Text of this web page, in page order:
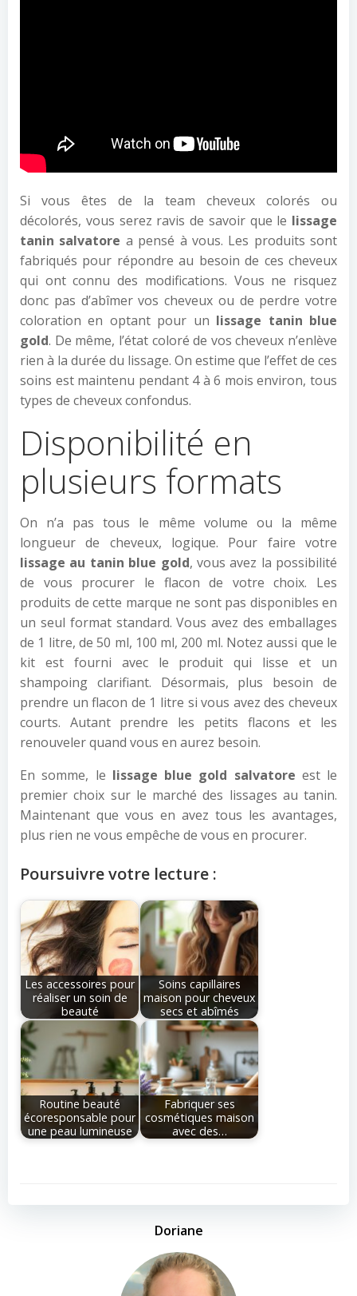
Si vous êtes de la team cheveux colorés ou
décolorés, vous serez ravis de savoir que le lissage
tanin salvatore a pensé à vous. Les produits sont
fabriqués pour répondre au besoin de ces cheveux
qui ont connu des modifications. Vous ne risquez
donc pas d’abîmer vos cheveux ou de perdre votre
coloration en optant pour un lissage tanin blue
gold. De même, l’état coloré de vos cheveux n’enlève
rien à la durée du lissage. On estime que l’effet de ces
soins est maintenu pendant 4 à 6 mois environ, tous
types de cheveux confondus.
Disponibilité en
plusieurs formats
On n’a pas tous le même volume ou la même
longueur de cheveux, logique. Pour faire votre
lissage au tanin blue gold, vous avez la possibilité
de vous procurer le flacon de votre choix. Les
produits de cette marque ne sont pas disponibles en
un seul format standard. Vous avez des emballages
de 1 litre, de 50 ml, 100 ml, 200 ml. Notez aussi que le
kit est fourni avec le produit qui lisse et un
shampoing clarifiant. Désormais, plus besoin de
prendre un flacon de 1 litre si vous avez des cheveux
courts. Autant prendre les petits flacons et les
renouveler quand vous en aurez besoin.
En somme, le lissage blue gold salvatore est le
premier choix sur le marché des lissages au tanin.
Maintenant que vous en avez tous les avantages,
plus rien ne vous empêche de vous en procurer.
Poursuivre votre lecture :
Les accessoires pour
réaliser un soin de
beauté
Soins capillaires
maison pour cheveux
secs et abîmés
Routine beauté
écoresponsable pour
une peau lumineuse
Fabriquer ses
cosmétiques maison
avec des…
Doriane